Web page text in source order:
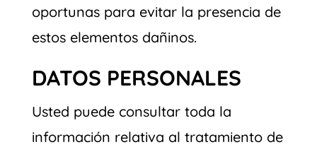
oportunas para evitar la presencia de
estos elementos dañinos.
DATOS PERSONALES
Usted puede consultar toda la
información relativa al tratamiento de